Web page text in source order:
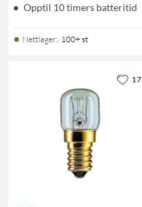
Opptil 10 timers batteritid
Nettlager: 100+ st
17